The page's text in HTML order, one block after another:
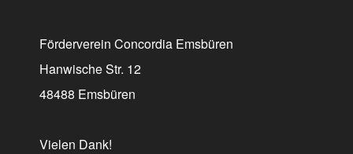
Förderverein Concordia Emsbüren
Hanwische Str. 12
48488 Emsbüren
Vielen Dank!